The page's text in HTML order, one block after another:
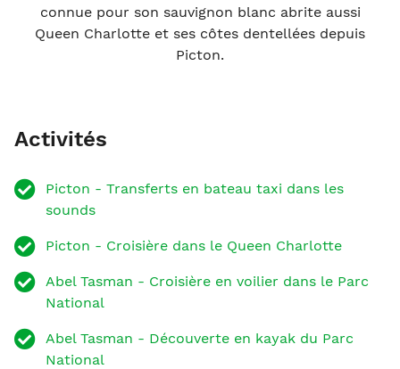
connue pour son sauvignon blanc abrite aussi
Queen Charlotte et ses côtes dentellées depuis
Picton.
Activités
Picton - Transferts en bateau taxi dans les
sounds
Picton - Croisière dans le Queen Charlotte
Abel Tasman - Croisière en voilier dans le Parc
National
Abel Tasman - Découverte en kayak du Parc
National